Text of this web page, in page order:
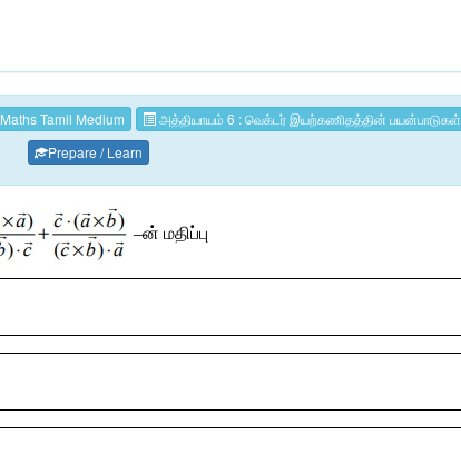
Maths Tamil Medium
அத்தியாயம் 6 : வெக்டர் இயற்கணிதத்தின் பயன்பாடுகள்
Prepare / Learn
–ன் மதிப்பு